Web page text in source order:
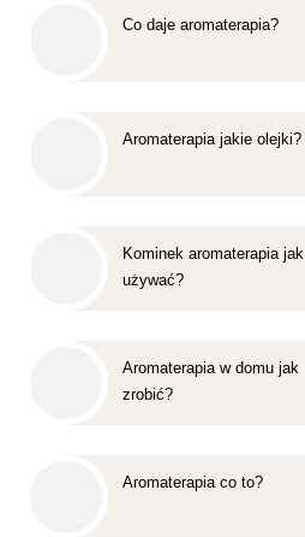
Co daje aromaterapia?
Aromaterapia jakie olejki?
Kominek aromaterapia jak
używać?
Aromaterapia w domu jak
zrobić?
Aromaterapia co to?